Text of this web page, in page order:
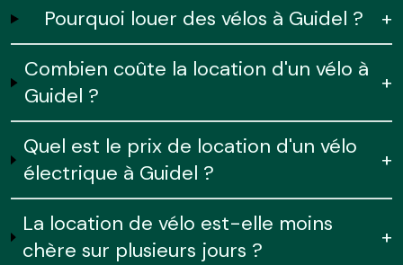
Pourquoi louer des vélos à Guidel ?
+
Combien coûte la location d'un vélo à
Guidel ?
+
Quel est le prix de location d'un vélo
électrique à Guidel ?
+
La location de vélo est-elle moins
chère sur plusieurs jours ?
+